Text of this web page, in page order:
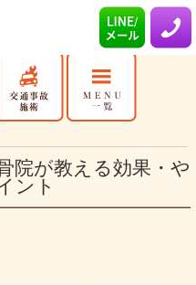
院が教える効果・や
ント